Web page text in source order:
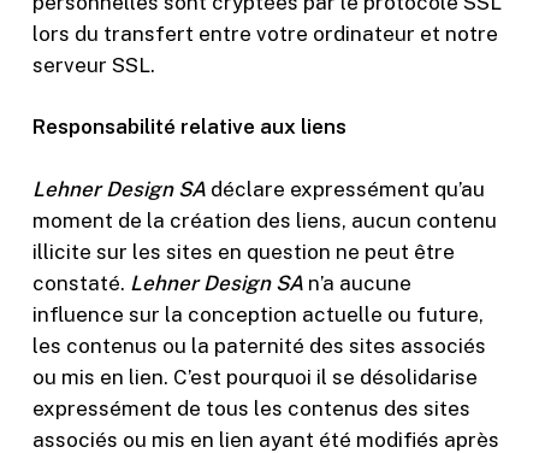
lors du transfert entre votre ordinateur et notre
serveur SSL.
Responsabilité relative aux liens
Lehner Design SAdéclare expressément qu’au
moment de la création des liens, aucun contenu
illicite sur les sites en question ne peut être
constaté. Lehner Design SAn’a aucune
influence sur la conception actuelle ou future,
les contenus ou la paternité des sites associés
ou mis en lien. C’est pourquoi il se désolidarise
expressément de tous les contenus des sites
associés ou mis en lien ayant été modifiés après